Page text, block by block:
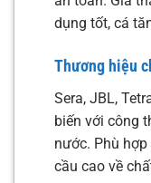
dụng tốt, cá
Thương hiệu
Sera, JBL,
biến với công
nước. Phù
cầu cao về